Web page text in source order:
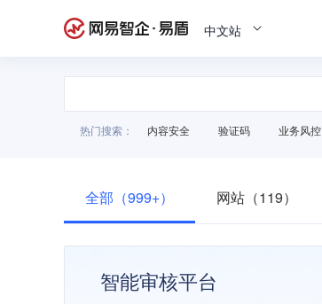
中文站
热门搜索： 内容安全 验证码 业务风控
全部（999+） 网站（119）
智能审核平台